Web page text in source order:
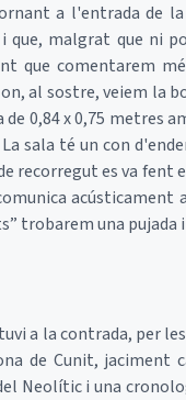
a l'entrada de
malgrat que ni
que comentarem
al sostre, veiem la
0,84 x 0,75 metres
sala té un con
recorregut es va
trobarem una pujada
a la contrada, per
de Cunit, jaciment
Neolític i una